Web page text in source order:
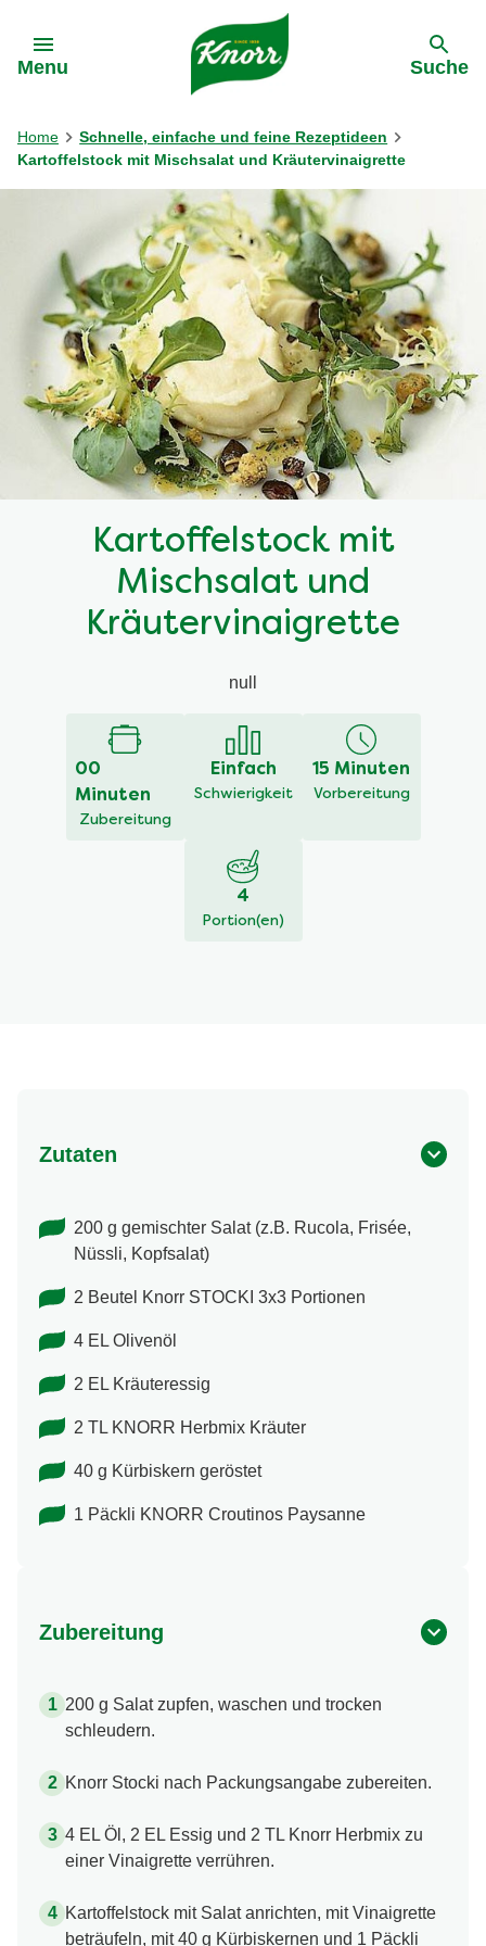
Menu Suche
Home
Schnelle, einfache und feine Rezeptideen
Kartoffelstock mit Mischsalat und Kräutervinaigrette
Kartoffelstock mit
Mischsalat und
Kräutervinaigrette
null
00
Minuten
Zubereitung
Einfach
Schwierigkeit
15 Minuten
Vorbereitung
4
Portion(en)
Zutaten
200 g gemischter Salat (z.B. Rucola, Frisée,
Nüssli, Kopfsalat)
2 Beutel Knorr STOCKI 3x3 Portionen
4 EL Olivenöl
2 EL Kräuteressig
2 TL KNORR Herbmix Kräuter
40 g Kürbiskern geröstet
1 Päckli KNORR Croutinos Paysanne
Zubereitung
200 g Salat zupfen, waschen und trocken
schleudern.
Knorr Stocki nach Packungsangabe zubereiten.
4 EL Öl, 2 EL Essig und 2 TL Knorr Herbmix zu
einer Vinaigrette verrühren.
Kartoffelstock mit Salat anrichten, mit Vinaigrette
beträufeln, mit 40 g Kürbiskernen und 1 Päckli